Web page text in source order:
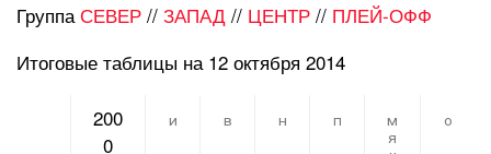
ГруппаСЕВЕР // ЗАПАД // ЦЕНТР // ПЛЕЙ-ОФФ
Итоговые таблицы на 12 октября 2014
200
0
и в н п
м
я
о